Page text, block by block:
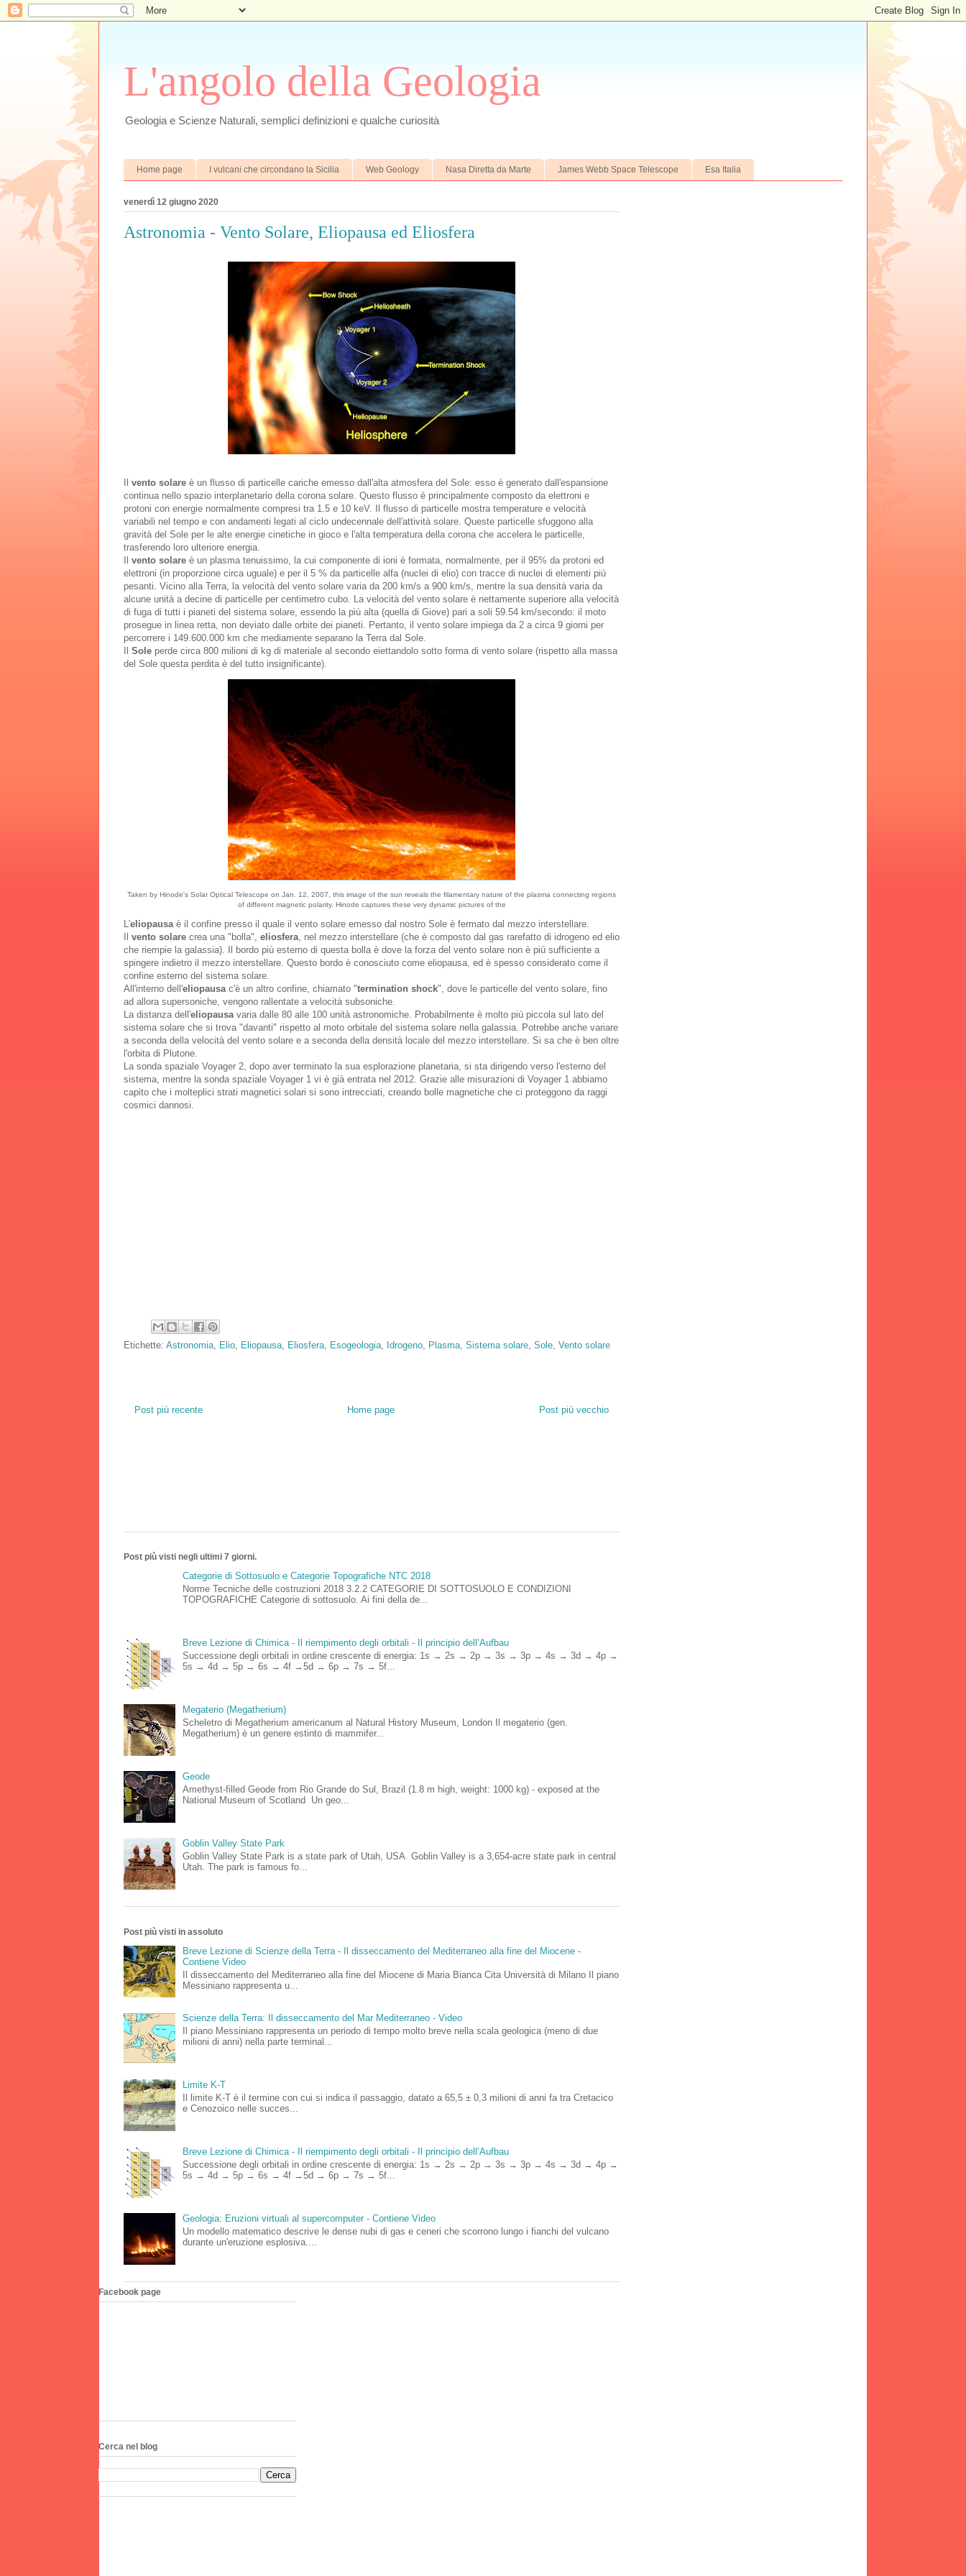
L'angolo della Geologia
Geologia e Scienze Naturali, semplici definizioni e qualche curiosità
Home page I vulcani che circondano la Sicilia Web Geology Nasa Diretta da Marte James Webb Space Telescope Esa Italia
venerdì 12 giugno 2020
Astronomia - Vento Solare, Eliopausa ed Eliosfera
vento solare è un flusso di particelle cariche emesso dall'alta atmosfera del Sole: esso è generato dall'espansione
continua nello spazio interplanetario della corona solare. Questo flusso è principalmente composto da elettroni e
protoni con energie normalmente compresi tra 1.5 e 10 keV. Il flusso di particelle mostra temperature e velocità
variabili nel tempo e con andamenti legati al ciclo undecennale dell'attività solare. Queste particelle sfuggono alla
gravità del Sole per le alte energie cinetiche in gioco e l'alta temperatura della corona che accelera le particelle,
trasferendo loro ulteriore energia.
vento solare è un plasma tenuissimo, la cui componente di ioni è formata, normalmente, per il 95% da protoni ed
elettroni (in proporzione circa uguale) e per il 5 % da particelle alfa (nuclei di elio) con tracce di nuclei di elementi più
pesanti. Vicino alla Terra, la velocità del vento solare varia da 200 km/s a 900 km/s, mentre la sua densità varia da
alcune unità a decine di particelle per centimetro cubo. La velocità del vento solare è nettamente superiore alla velocità
di fuga di tutti i pianeti del sistema solare, essendo la più alta (quella di Giove) pari a soli 59.54 km/secondo: il moto
prosegue in linea retta, non deviato dalle orbite dei pianeti. Pertanto, il vento solare impiega da 2 a circa 9 giorni per
percorrere i 149.600.000 km che mediamente separano la Terra dal Sole.
Sole perde circa 800 milioni di kg di materiale al secondo eiettandolo sotto forma di vento solare (rispetto alla massa
del Sole questa perdita è del tutto insignificante).
Taken by Hinode's Solar Optical Telescope on Jan. 12, 2007, this image of the sun reveals the filamentary nature of the plasma connecting regions
of different magnetic polarity. Hinode captures these very dynamic pictures of the
L'eliopausa è il confine presso il quale il vento solare emesso dal nostro Sole è fermato dal mezzo interstellare.
vento solare crea una "bolla", eliosfera , nel mezzo interstellare (che è composto dal gas rarefatto di idrogeno ed elio
che riempie la galassia). Il bordo più esterno di questa bolla è dove la forza del vento solare non è più sufficiente a
spingere indietro il mezzo interstellare. Questo bordo è conosciuto come eliopausa, ed è spesso considerato come il
confine esterno del sistema solare.
All'interno dell'eliopausa c'è un altro confine, chiamato "termination shock", dove le particelle del vento solare, fino
ad allora supersoniche, vengono rallentate a velocità subsoniche.
La distanza dell'eliopausa varia dalle 80 alle 100 unità astronomiche. Probabilmente è molto più piccola sul lato del
sistema solare che si trova "davanti" rispetto al moto orbitale del sistema solare nella galassia. Potrebbe anche variare
a seconda della velocità del vento solare e a seconda della densità locale del mezzo interstellare. Si sa che è ben oltre
l'orbita di Plutone.
La sonda spaziale Voyager 2, dopo aver terminato la sua esplorazione planetaria, si sta dirigendo verso l'esterno del
sistema, mentre la sonda spaziale Voyager 1 vi è già entrata nel 2012. Grazie alle misurazioni di Voyager 1 abbiamo
capito che i molteplici strati magnetici solari si sono intrecciati, creando bolle magnetiche che ci proteggono da raggi
cosmici dannosi.
Etichette: Astronomia Elio Eliopausa Eliosfera Esogeologia Idrogeno Plasma Sistema solare Sole Vento solare
Post più recente Post più vecchio
Home page
Post più visti negli ultimi 7 giorni.
Categorie di Sottosuolo e Categorie Topografiche NTC 2018
Norme Tecniche delle costruzioni 2018 3.2.2 CATEGORIE DI SOTTOSUOLO E CONDIZIONI
TOPOGRAFICHE Categorie di sottosuolo. Ai fini della de...
Breve Lezione di Chimica - Il riempimento degli orbitali - Il principio dell’Aufbau
Successione degli orbitali in ordine crescente di energia: 1s → 2s → 2p → 3s → 3p → 4s → 3d → 4p →
5s → 4d → 5p → 6s → 4f →5d → 6p → 7s → 5f...
Megaterio (Megatherium)
Scheletro di Megatherium americanum al Natural History Museum, London Il megaterio (gen.
Megatherium) è un genere estinto di mammifer...
Geode
Amethyst-filled Geode from Rio Grande do Sul, Brazil (1.8 m high, weight: 1000 kg) - exposed at the
National Museum of Scotland Un geo...
Goblin Valley State Park
Goblin Valley State Park is a state park of Utah, USA. Goblin Valley is a 3,654-acre state park in central
Utah. The park is famous fo...
Post più visti in assoluto
Breve Lezione di Scienze della Terra - Il disseccamento del Mediterraneo alla fine del Miocene -
Contiene Video
Il disseccamento del Mediterraneo alla fine del Miocene di Maria Bianca Cita Università di Milano Il piano
Messiniano rappresenta u...
Scienze della Terra: Il disseccamento del Mar Mediterraneo - Video
Il piano Messiniano rappresenta un periodo di tempo molto breve nella scala geologica (meno di due
milioni di anni) nella parte terminal...
Limite K-T
Il limite K-T è il termine con cui si indica il passaggio, datato a 65,5 ± 0,3 milioni di anni fa tra Cretacico
e Cenozoico nelle succes...
Breve Lezione di Chimica - Il riempimento degli orbitali - Il principio dell’Aufbau
Successione degli orbitali in ordine crescente di energia: 1s → 2s → 2p → 3s → 3p → 4s → 3d → 4p →
5s → 4d → 5p → 6s → 4f →5d → 6p → 7s → 5f...
Geologia: Eruzioni virtuali al supercomputer - Contiene Video
Un modello matematico descrive le dense nubi di gas e ceneri che scorrono lungo i fianchi del vulcano
durante un'eruzione esplosiva....
Facebook page
Cerca nel blog